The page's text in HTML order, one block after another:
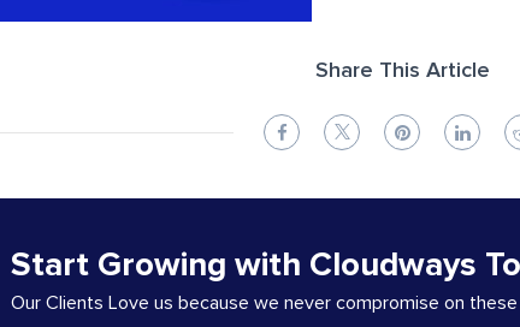
Share This Article
Start Growing with Cloudways
Our Clients Love us because we never compromise on these